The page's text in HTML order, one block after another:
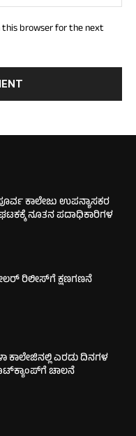
this browser for the next
ಕಾಲೇಜು ಉಪನ್ಯಾಸಕರ
ನೂತನ ಪದಾಧಿಕಾರಿಗಳ
ರಿಲೀಸ್‌ಗೆ ಕ್ಷಣಗಣನೆ
ಕಾಲೇಜಿನಲ್ಲಿ ಎರಡು ದಿನಗಳ
ಚಾಲನೆ